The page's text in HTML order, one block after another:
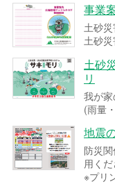
事業
土砂
土砂
土砂
リ
我が
(雨量
地震
防災
用くだ
※プリ